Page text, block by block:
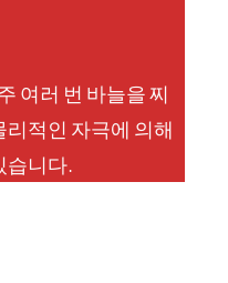
여러 번 바늘을 찌
리적인 자극에 의해
습니다.